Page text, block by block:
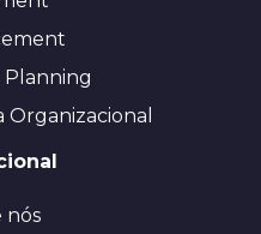
Planning
Organizacional
nós